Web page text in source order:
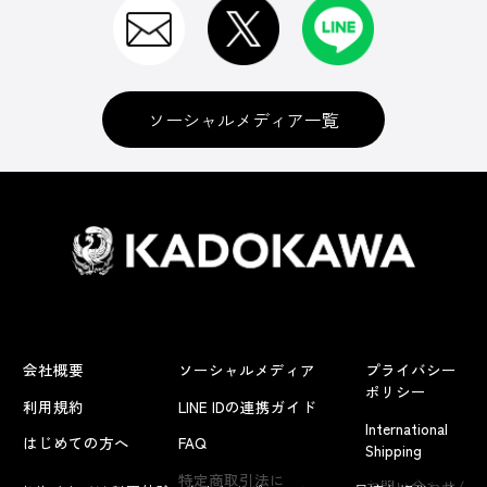
よくあるお問い合わせ
ソーシャルメディア一覧
会社概要
利用規約
はじめての方へ
ソーシャルメディア
LINE IDの連携ガイド
FAQ
特定商取引法に
プライバシー
ポリシー
International
Shipping